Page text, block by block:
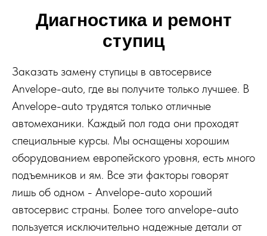
Диагностика и ремонт
ступиц
Заказать замену ступицы в автосервисе
Anvelope-auto, где вы получите только лучшее. В
Anvelope-auto трудятся только отличные
автомеханики. Каждый пол года они проходят
специальные курсы. Мы оснащены хорошим
оборудованием европейского уровня, есть много
подъемников и ям. Все эти факторы говорят
лишь об одном - Anvelope-auto хороший
автосервис страны. Более того anvelope-auto
пользуется исключительно надежные детали от